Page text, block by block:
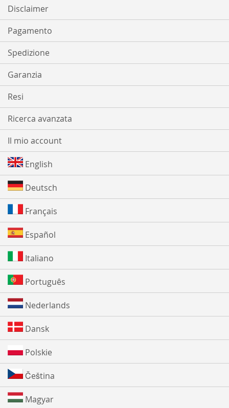
Disclaimer
Pagamento
Spedizione
Garanzia
Resi
Ricerca avanzata
Il mio account
English
Deutsch
Français
Español
Italiano
Português
Nederlands
Dansk
Polskie
Čeština
Magyar